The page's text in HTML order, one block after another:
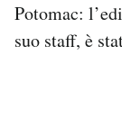
Potomac:
suo staff, è